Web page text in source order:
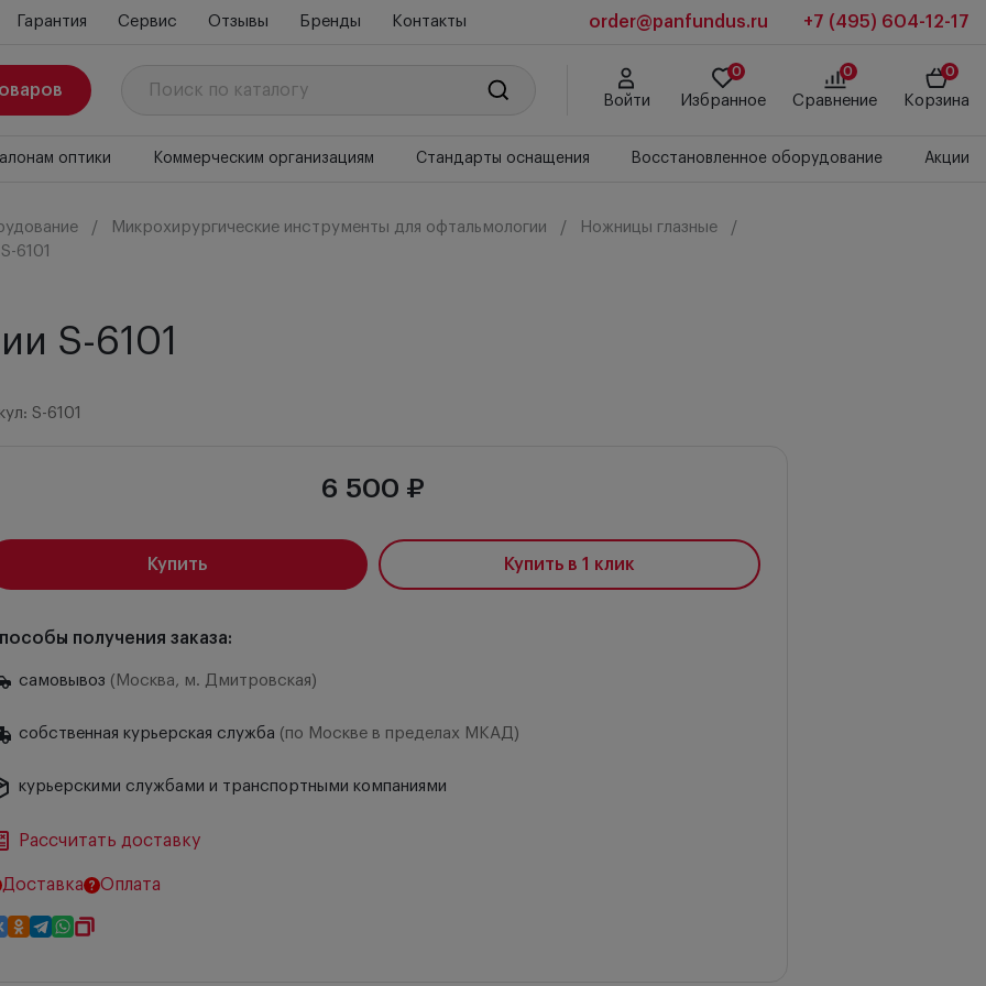
Гарантия Сервис Отзывы Бренды Контакты order@panfundus.ru +7 (495) 604-12-17
Войти
0
Избранное
0
Сравнение
0
Корзина
оптики Коммерческим организациям Стандарты оснащения Восстановленное оборудование Акции
Микрохирургические инструменты для офтальмологии
Ножницы глазные
6101
S-6101
S-6101
6 500 ₽
Купить Купить в 1 клик
получения заказа:
самовывоз (Москва, м. Дмитровская)
собственная курьерская служба (по Москве в пределах МКАД)
курьерскими службами и транспортными компаниями
Рассчитать доставку
Доставка Оплата